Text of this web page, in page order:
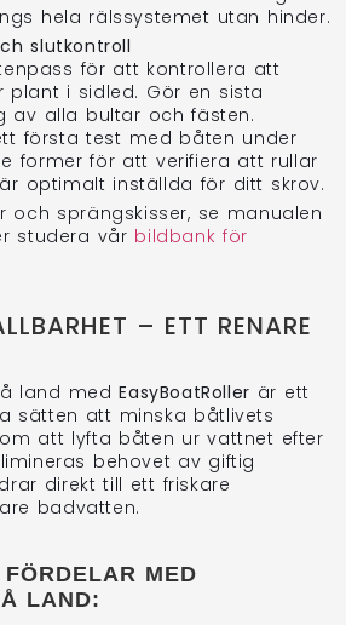
hela rälssystemet utan hinder.
slutkontroll
för att kontrollera att
plant i sidled. Gör en sista
av alla bultar och fästen.
första test med båten under
former för att verifiera att rullar
optimalt inställda för ditt skrov.
och sprängskisser, se manualen
studera vår bildbank för
– ETT RENARE
land medEasyBoatRoller är ett
sätten att minska båtlivets
att lyfta båten ur vattnet efter
behovet av giftig
direkt till ett friskare
badvatten.
MED
LAND: